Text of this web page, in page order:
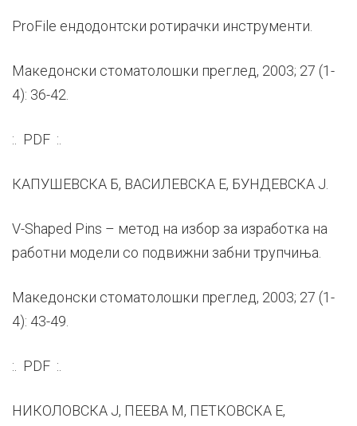
ProFile ендодонтски ротирачки инструменти.
Македонски стоматолошки преглед, 2003; 27 (1-
4): 36-42.
:. PDF :.
КАПУШЕВСКА Б, ВАСИЛЕВСКА Е, БУНДЕВСКА Ј.
V-Shaped Pins – метод на избор за изработка на
работни модели со подвижни забни трупчиња.
Македонски стоматолошки преглед, 2003; 27 (1-
4): 43-49.
:. PDF :.
НИКОЛОВСКА Ј, ПЕЕВА М, ПЕТКОВСКА Е,